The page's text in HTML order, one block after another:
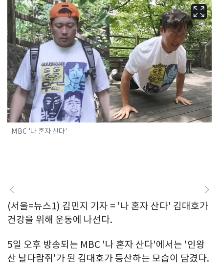
MBC '나 혼자 산다'
(서울=뉴스1) 김민지 기자 = '나 혼자 산다' 김대호가
건강을 위해 운동에 나선다.
5일 오후 방송되는 MBC '나 혼자 산다'에서는 '인왕
산 날다람쥐'가 된 김대호가 등산하는 모습이 담겼다.